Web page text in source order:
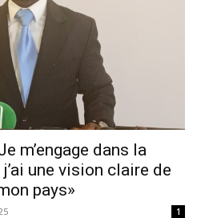
m’engage dans la
une vision claire de
pays»
1